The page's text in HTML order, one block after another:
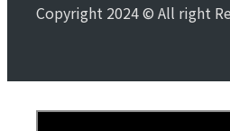
Copyright 2024 © All right